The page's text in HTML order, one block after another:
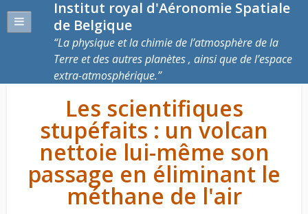
Institut royal d'Aéronomie Spatiale
de Belgique
La physique et la chimie de l’atmosphère de la
Terre et des autres planètes , ainsi que de l’espace
extra-atmosphérique.
Les scientifiques
stupéfaits : un volcan
nettoie lui-même son
passage en éliminant le
méthane de l'air